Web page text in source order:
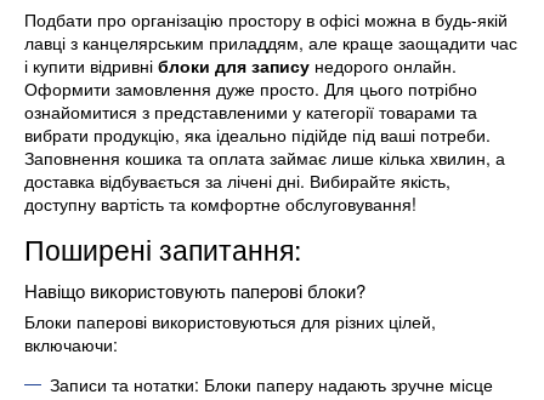
Подбати про організацію простору в офісі можна в будь-якій
лавці з канцелярським приладдям, але краще заощадити час
і купити відривні блоки для запису недорого онлайн.
Оформити замовлення дуже просто. Для цього потрібно
ознайомитися з представленими у категорії товарами та
вибрати продукцію, яка ідеально підійде під ваші потреби.
Заповнення кошика та оплата займає лише кілька хвилин, а
доставка відбувається за лічені дні. Вибирайте якість,
доступну вартість та комфортне обслуговування!
Поширені запитання:
Навіщо використовують паперові блоки?
Блоки паперові використовуються для різних цілей,
включаючи:
Записи та нотатки: Блоки паперу надають зручне місце